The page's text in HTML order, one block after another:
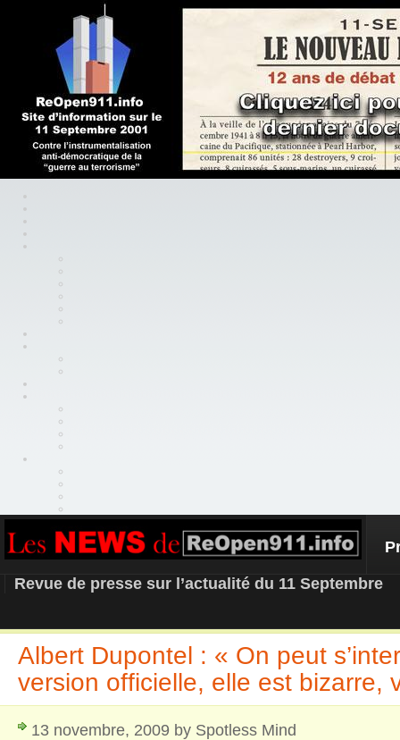
REOPEN911 – NEWS
Revue de presse sur l’actualité du 11 Septembre
Albert Dupontel : « On peut
version officielle, elle est bizarre,
13 novembre, 2009 by Spotless Mind